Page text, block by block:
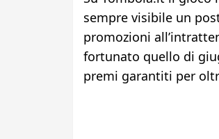
sempre visibile un
promozioni
fortunato quello di
premi garantiti per